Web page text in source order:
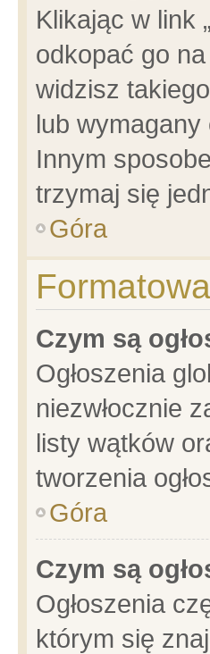
Klikając w link
odkopać go
widzisz
lub wymagany
Innym
trzymaj się
Góra
Czym są
Ogłoszenia
niezwłocznie
listy wątków
tworzenia
Góra
Czym są
Ogłoszenia
którym się